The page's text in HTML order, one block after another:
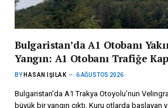
Bulgaristan’da A1 Otobanı
Yangın: A1 Otobanı Trafiğe
BY HASAN IŞILAK 6 AĞUSTOS 2026
Bulgaristan’da A1 Trakya Otoyolu’nun
büyük bir yangın çıktı. Kuru otlarda başlayan